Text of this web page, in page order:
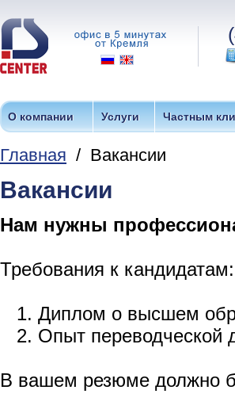
О компании Услуги Частным
Главная / Вакансии
Вакансии
Нам нужны
Требования к кандидатам:
1. Диплом о высшем
2. Опыт переводческой
В вашем резюме должно